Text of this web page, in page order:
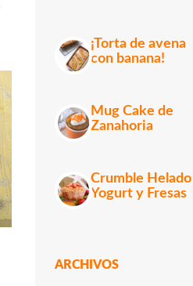
¡Torta de avena
con banana!
Mug Cake de
Zanahoria
Crumble Helado
Yogurt y Fresas
ARCHIVOS